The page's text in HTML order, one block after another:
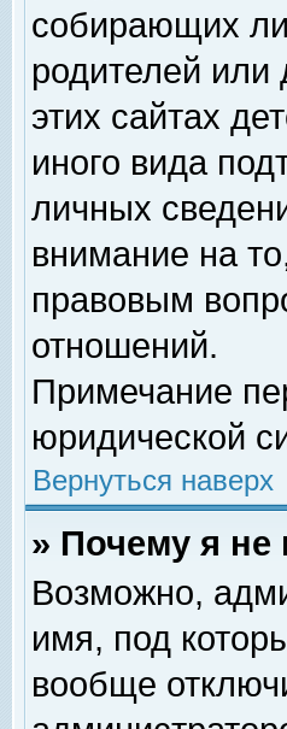
собирающих
родителей или
этих сайтах
иного вида
личных
внимание на
правовым
отношений.
Примечание
юридической
Вернуться наверх
» Почему я не
Возможно,
имя, под
вообще